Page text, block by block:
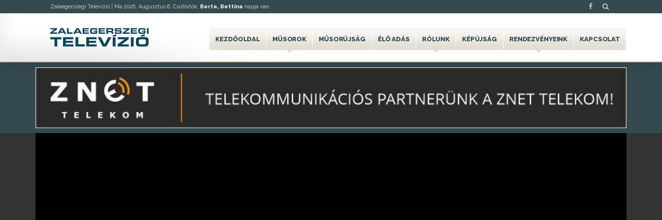
Zalaegerszegi Televízió | Ma 2026. Augusztus 6. Csütörtök, Berta, Bettina napja van.
KEZDŐOLDAL MŰSOROK MŰSORÚJSÁG ÉLŐ ADÁS RÓLUNK KÉPÚJSÁG RENDEZVÉNYEINK KAPCSOLAT